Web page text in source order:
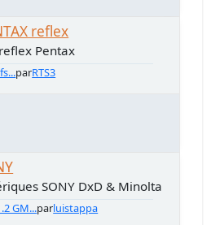
reflex
Pentax
parRTS3
SONY DxD & Minolta
GM...parluistappa